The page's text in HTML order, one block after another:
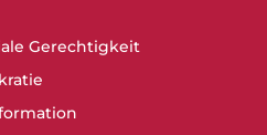
Gerechtigkeit